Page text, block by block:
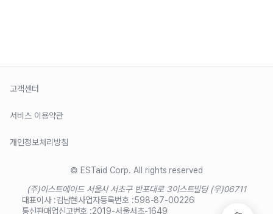
고객센터
서비스 이용약관
개인정보처리방침
© ESTaid Corp. All rights reserved
(주)이스트에이드 서울시 서초구 반포대로 3이스트빌딩 (우)06711
대표이사 :김남현사업자등록번호 :598-87-00226
통신판매업신고번호 :2019-서울서초-1649